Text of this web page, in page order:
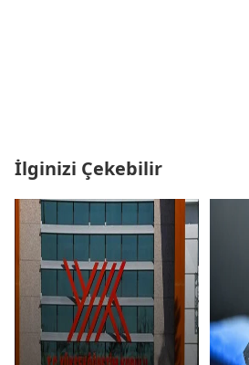
İlginizi Çekebilir